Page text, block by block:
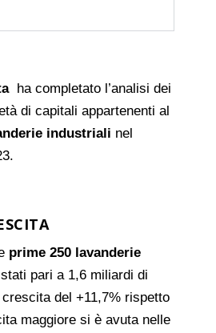
ha completato l’analisi dei
di capitali appartenenti al
industriali nel
prime 250 lavanderie
pari a 1,6 miliardi di
del +11,7% rispetto
maggiore si è avuta nelle